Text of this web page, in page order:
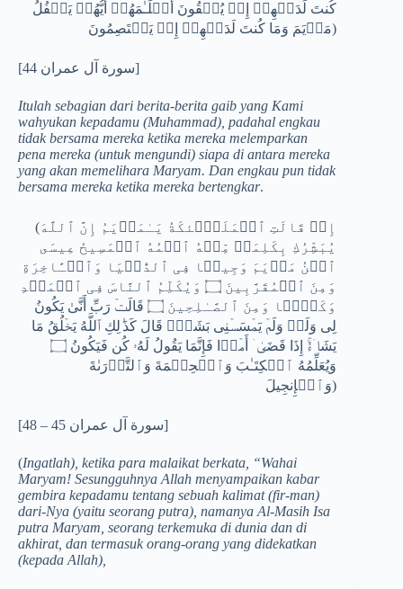
كُنتَ لَدَیۡهِمۡ إِذۡ یُلۡقُونَ أَقۡلَـٰمَهُمۡ أَیُّهُمۡ یَكۡفُلُ
مَرۡیَمَ وَمَا كُنتَ لَدَیۡهِمۡ إِذۡ یَخۡتَصِمُونَ)
[سورة آل عمران 44]
Itulah sebagian dari berita-berita gaib yang Kami
wahyukan kepadamu (Muhammad), padahal engkau
tidak bersama mereka ketika mereka melemparkan
pena mereka (untuk mengundi) siapa di antara mereka
yang akan memelihara Maryam. Dan engkau pun tidak
bersama mereka ketika mereka bertengkar.
(إِذۡ قَالَتِ ٱلۡمَلَـٰۤئكَةُ یَـٰمَرۡیَمُ إِنَّ ٱللَّهَ
یُبَشِّرُكِ بِكَلِمَةࣲ مِّنۡهُ ٱسۡمُهُ ٱلۡمَسِیحُ عِیسَى
ٱبۡنُ مَرۡیَمَ وَجِیهࣰا فِی ٱلدُّنۡیَا وَٱلۡـَٔاخِرَةِ
وَمِنَ ٱلۡمُقَرَّبِینَ ۝ وَیُكَلِّمُ ٱلنَّاسَ فِی ٱلۡمَهۡدِ
وَكَهۡلࣰا وَمِنَ ٱلصَّـٰلِحِینَ ۝ قَالَتۡ رَبِّ أَنَّىٰ یَكُونُ
لِی وَلَدࣱ وَلَمۡ یَمۡسَسۡنِی بَشَرࣱۖ قَالَ كَذَ ٰ⁠لِكِ ٱللَّهُ یَخۡلُقُ مَا
یَشَاۤءُۚ إِذَا قَضَىٰۤ أَمۡرࣰا فَإِنَّمَا یَقُولُ لَهُۥ كُن فَیَكُونُ ۝
وَیُعَلِّمُهُ ٱلۡكِتَـٰبَ وَٱلۡحِكۡمَةَ وَٱلتَّوۡرَىٰةَ
وَٱلۡإِنجِیلَ)
[سورة آل عمران 45 – 48]
(Ingatlah), ketika para malaikat berkata, “Wahai
Maryam! Sesungguhnya Allah menyampaikan kabar
gembira kepadamu tentang sebuah kalimat (fir-man)
dari-Nya (yaitu seorang putra), namanya Al-Masih Isa
putra Maryam, seorang terkemuka di dunia dan di
akhirat, dan termasuk orang-orang yang didekatkan
(kepada Allah),